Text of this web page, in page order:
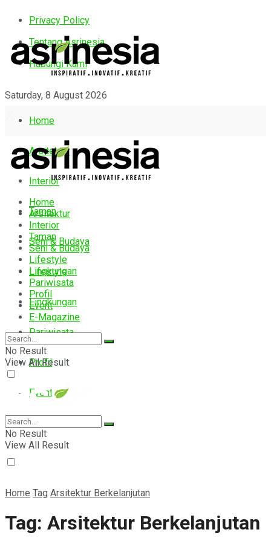
Privacy Policy
Tentang Asrinesia
Hubungi Kami
Saturday, 8 August 2026
Home
Arsitektur
Interior
Taman
Seni & Budaya
Lifestyle
Lingkungan
Pariwisata
Profil
Event
E-Magazine
Home
Arsitektur
Interior
Taman
Seni & Budaya
Lifestyle
Lingkungan
Pariwisata
Profil
Event
E-Magazine
No Result
View All Result
No Result
View All Result
Home Tag Arsitektur Berkelanjutan
Tag: Arsitektur Berkelanjutan